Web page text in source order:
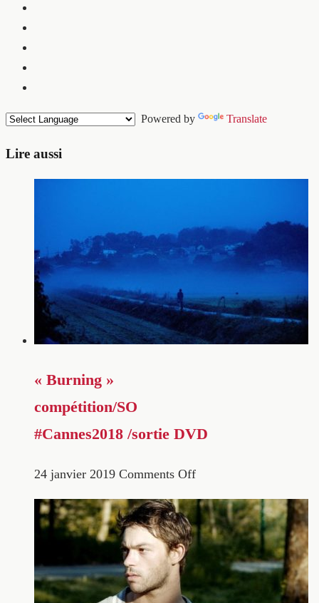
Powered by Translate
Lire aussi
« Burning »
compétition/SO
#Cannes2018 /sortie DVD
24 janvier 2019 Comments Off